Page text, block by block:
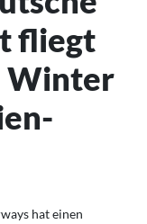
fliegt
Winter
hat einen